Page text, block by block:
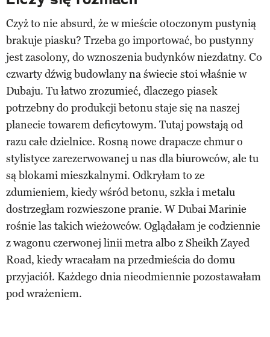
Czyż to nie absurd, że w mieście otoczonym pustynią
brakuje piasku? Trzeba go importować, bo pustynny
jest zasolony, do wznoszenia budynków niezdatny. Co
czwarty dźwig budowlany na świecie stoi właśnie w
Dubaju. Tu łatwo zrozumieć, dlaczego piasek
potrzebny do produkcji betonu staje się na naszej
planecie towarem deficytowym. Tutaj powstają od
razu całe dzielnice. Rosną nowe drapacze chmur o
stylistyce zarezerwowanej u nas dla biurowców, ale tu
są blokami mieszkalnymi. Odkryłam to ze
zdumieniem, kiedy wśród betonu, szkła i metalu
dostrzegłam rozwieszone pranie. W Dubai Marinie
rośnie las takich wieżowców. Oglądałam je codziennie
z wagonu czerwonej linii metra albo z Sheikh Zayed
Road, kiedy wracałam na przedmieścia do domu
przyjaciół. Każdego dnia nieodmiennie pozostawałam
pod wrażeniem.